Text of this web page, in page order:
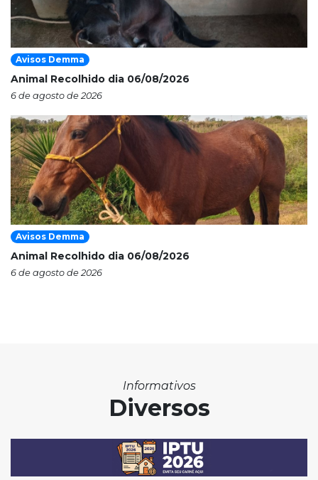
Avisos Demma
Animal Recolhido dia 06/08/2026
6 de agosto de 2026
Avisos Demma
Animal Recolhido dia 06/08/2026
6 de agosto de 2026
Informativos
Diversos